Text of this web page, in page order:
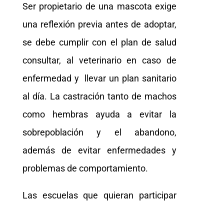
Ser propietario de una mascota exige
una reflexión previa antes de adoptar,
se debe cumplir con el plan de salud
consultar, al veterinario en caso de
enfermedad y llevar un plan sanitario
al día. La castración tanto de machos
como hembras ayuda a evitar la
sobrepoblación y el abandono,
además de evitar enfermedades y
problemas de comportamiento.
Las escuelas que quieran participar